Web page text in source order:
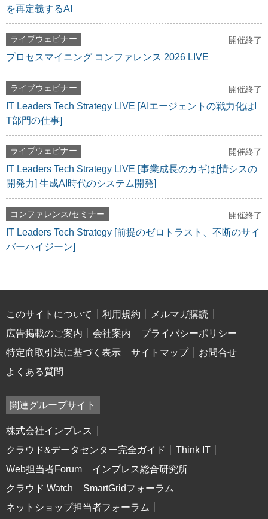
を再定義するAI
ライブウェビナー 開催終了
プロセスマイニング コンファレンス 2026 LIVE
ライブウェビナー 開催終了
IT Leaders Tech Strategy LIVE [AIエージェントの戦力化はI
T部門の仕事]
ライブウェビナー 開催終了
IT Leaders Tech Strategy LIVE [事業成長のカギは[情シスの
開発力] 生成AI時代のシステム開発]
コンファレンス/セミナー 開催終了
IT Leaders Tech Strategy [前提のゼロトラスト、不断のサイ
バーハイジーン]
このサイトについて 利用規約
メルマガ購読
広告掲載のご案内
会社案内
プライバシーポリシー
特定商取引法に基づく表示
サイトマップ
お問合せ
よくある質問
関連グループサイト
株式会社インプレス
クラウド&データセンター完全ガイド
Think IT
Web担当者Forum
インプレス総合研究所
クラウド Watch
SmartGridフォーラム
ネットショップ担当者フォーラム